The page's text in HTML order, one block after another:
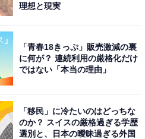
おり、今や準1級、最低で
れています。
ご家庭では、小学校低学年
いった受験スタイルを選ぶ
理想と現実
「青春18きっぷ」販売激減の裏
に何が？ 連続利用の厳格化だけ
ではない「本当の理由」
「移民」に冷たいのはどっちな
のか？ スイスの厳格過ぎる学歴
選別と、日本の曖昧過ぎる外国